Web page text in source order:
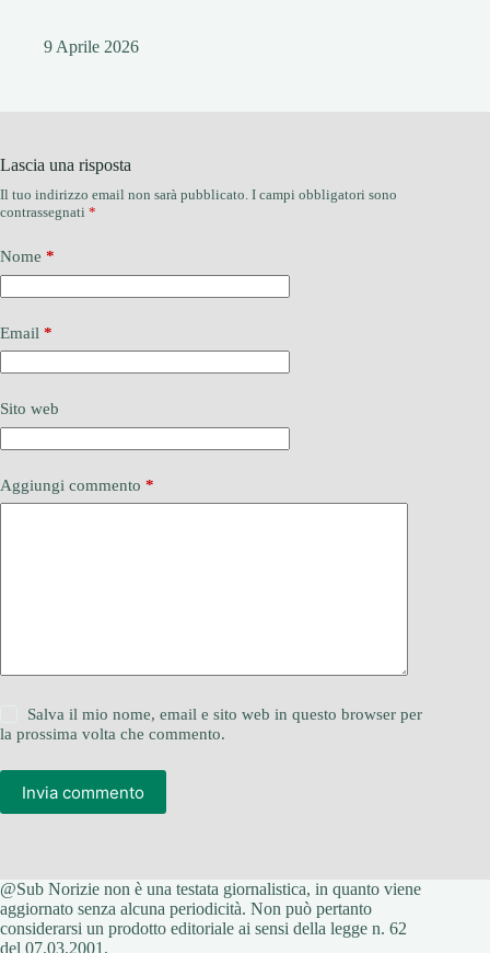
9 Aprile 2026
Lascia una risposta
Il tuo indirizzo email non sarà pubblicato. I campi obbligatori sono
contrassegnati *
Nome *
Email *
Sito web
Aggiungi commento *
Salva il mio nome, email e sito web in questo browser per
la prossima volta che commento.
Invia commento
@Sub Norizie non è una testata giornalistica, in quanto viene
aggiornato senza alcuna periodicità. Non può pertanto
considerarsi un prodotto editoriale ai sensi della legge n. 62
del 07.03.2001.